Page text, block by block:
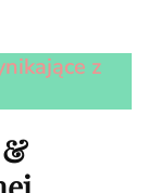
z